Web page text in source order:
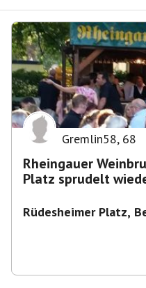
Gremlin58, 68
Rheingauer
Platz sprudelt
Rüdesheimer Platz,